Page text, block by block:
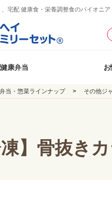
宅配 健康食・栄養調整食のパイオニア
康弁当 お
当・惣菜ラインナップ その他ジ
凍】骨抜き